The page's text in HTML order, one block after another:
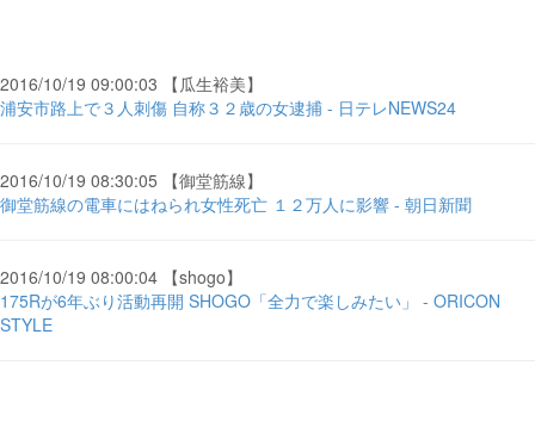
2016/10/19 09:00:03 【瓜生裕美】
浦安市路上で３人刺傷 自称３２歳の女逮捕 - 日テレNEWS24
2016/10/19 08:30:05 【御堂筋線】
御堂筋線の電車にはねられ女性死亡 １２万人に影響 - 朝日新聞
2016/10/19 08:00:04 【shogo】
175Rが6年ぶり活動再開 SHOGO「全力で楽しみたい」 - ORICON
STYLE